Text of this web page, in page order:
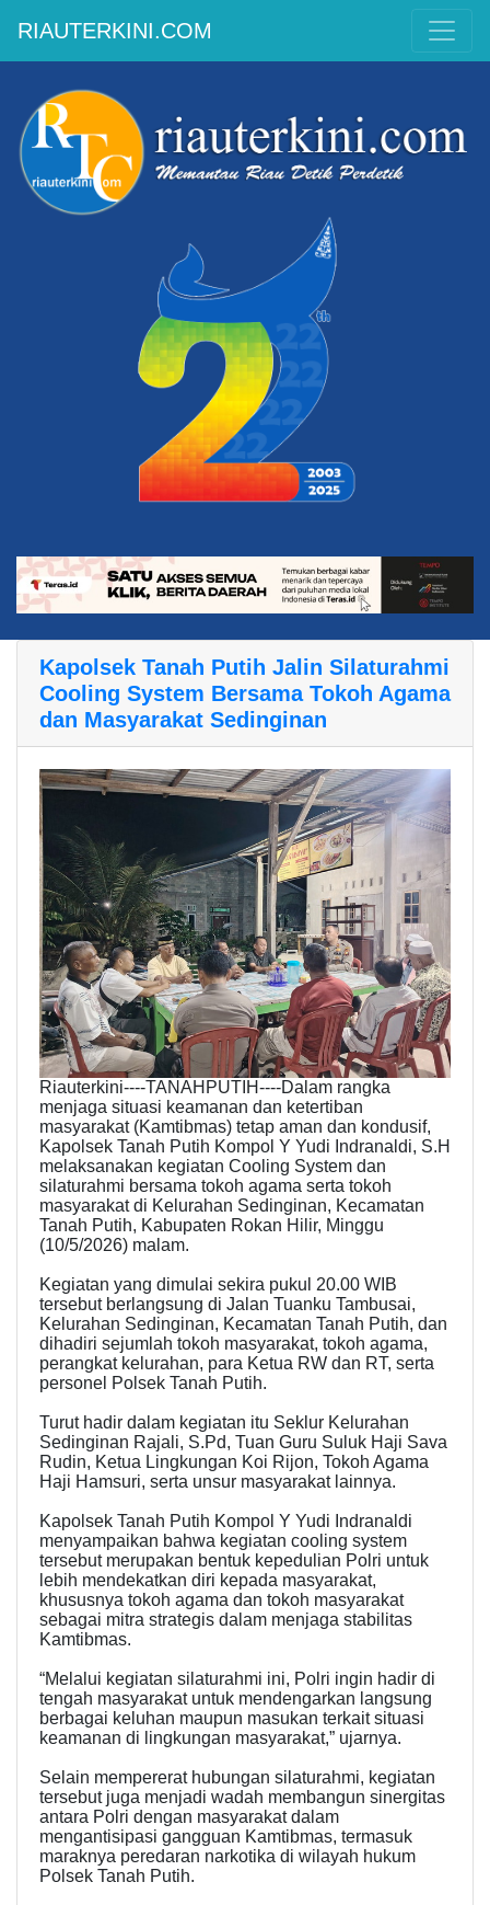
RIAUTERKINI.COM
Kapolsek Tanah Putih Jalin Silaturahmi
Cooling System Bersama Tokoh Agama
dan Masyarakat Sedinginan
Riauterkini----TANAHPUTIH----Dalam rangka
menjaga situasi keamanan dan ketertiban
masyarakat (Kamtibmas) tetap aman dan kondusif,
Kapolsek Tanah Putih Kompol Y Yudi Indranaldi, S.H
melaksanakan kegiatan Cooling System dan
silaturahmi bersama tokoh agama serta tokoh
masyarakat di Kelurahan Sedinginan, Kecamatan
Tanah Putih, Kabupaten Rokan Hilir, Minggu
(10/5/2026) malam.
Kegiatan yang dimulai sekira pukul 20.00 WIB
tersebut berlangsung di Jalan Tuanku Tambusai,
Kelurahan Sedinginan, Kecamatan Tanah Putih, dan
dihadiri sejumlah tokoh masyarakat, tokoh agama,
perangkat kelurahan, para Ketua RW dan RT, serta
personel Polsek Tanah Putih.
Turut hadir dalam kegiatan itu Seklur Kelurahan
Sedinginan Rajali, S.Pd, Tuan Guru Suluk Haji Sava
Rudin, Ketua Lingkungan Koi Rijon, Tokoh Agama
Haji Hamsuri, serta unsur masyarakat lainnya.
Kapolsek Tanah Putih Kompol Y Yudi Indranaldi
menyampaikan bahwa kegiatan cooling system
tersebut merupakan bentuk kepedulian Polri untuk
lebih mendekatkan diri kepada masyarakat,
khususnya tokoh agama dan tokoh masyarakat
sebagai mitra strategis dalam menjaga stabilitas
Kamtibmas.
“Melalui kegiatan silaturahmi ini, Polri ingin hadir di
tengah masyarakat untuk mendengarkan langsung
berbagai keluhan maupun masukan terkait situasi
keamanan di lingkungan masyarakat,” ujarnya.
Selain mempererat hubungan silaturahmi, kegiatan
tersebut juga menjadi wadah membangun sinergitas
antara Polri dengan masyarakat dalam
mengantisipasi gangguan Kamtibmas, termasuk
maraknya peredaran narkotika di wilayah hukum
Polsek Tanah Putih.